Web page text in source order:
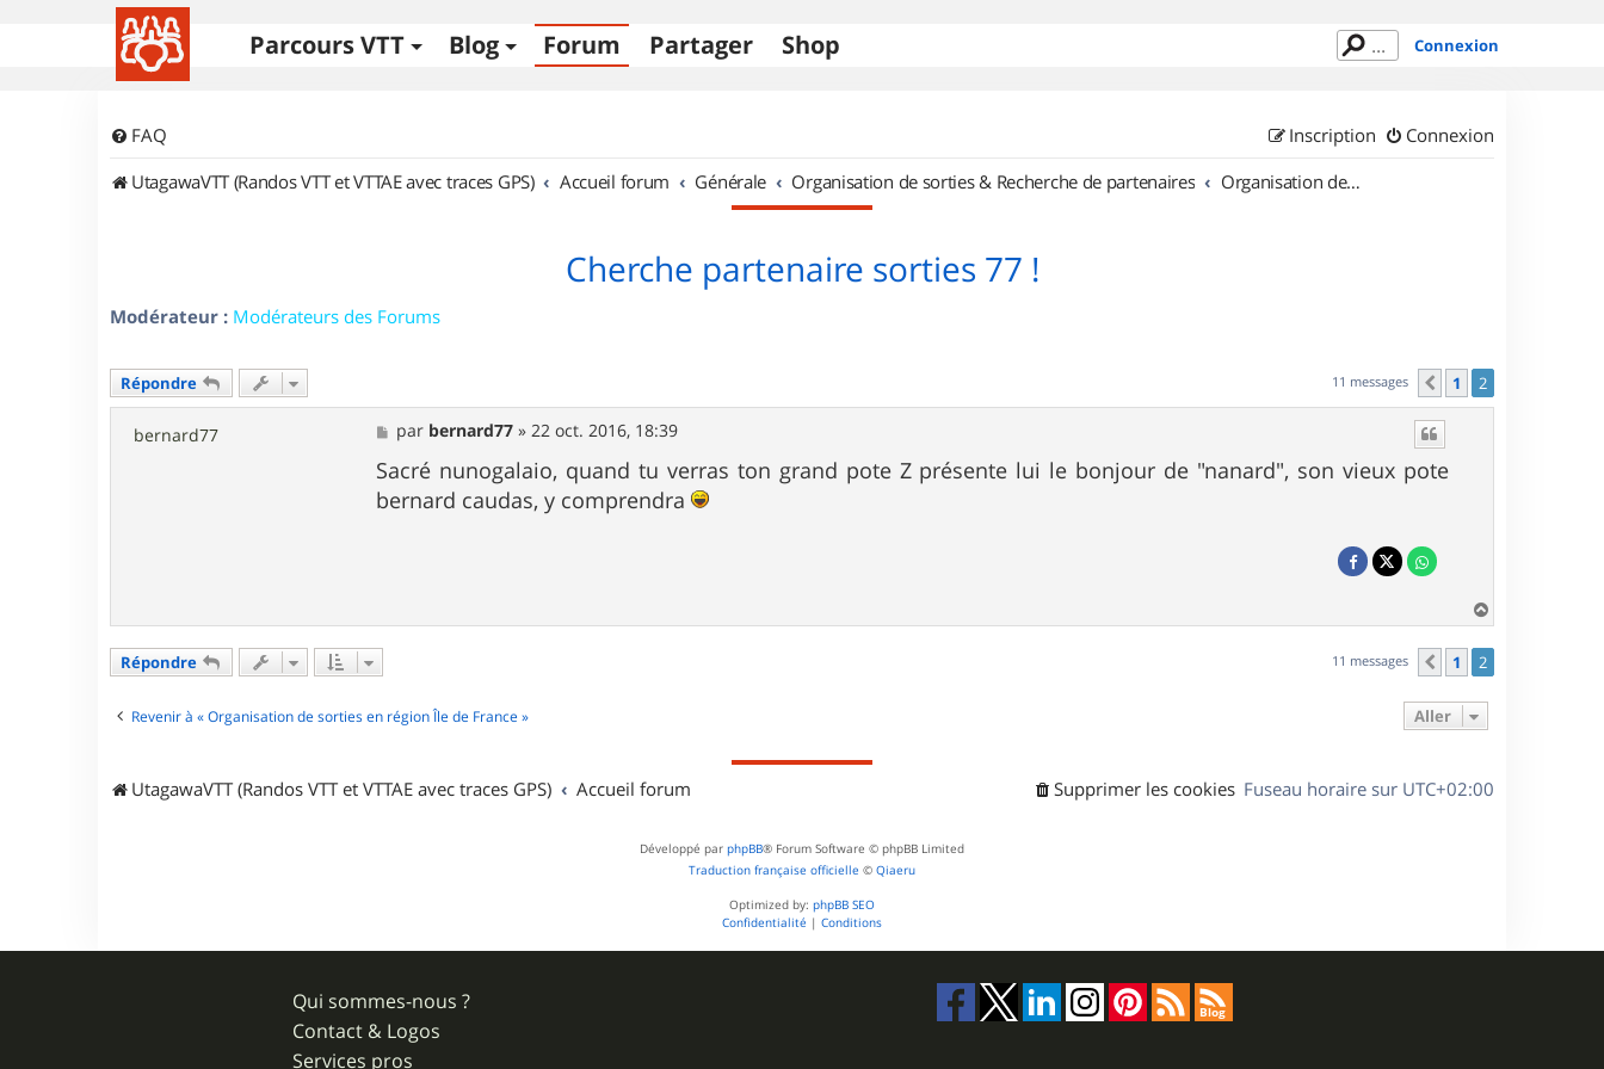
Parcours VTT Blog Forum Partager Shop Connexion
FAQ Connexion
Inscription
UtagawaVTT (Randos VTT et VTTAE avec traces GPS)
Accueil forum Générale Organisation de sorties & Recherche de partenaires Organisation de sorties en région Île de France
Cherche partenaire sorties 77 !
Modérateur : Modérateurs des Forums
Répondre 11 messages Précédent
1 2
bernard77
M
e
s
s
a
par bernard77 »22 oct. 2016, 18:39
Sacré nunogalaio, quand tu verras ton grand pote Z présente lui le bonjour de "nanard", son vieux pote
bernard caudas, y comprendra
a
u
Répondre 11 messages Précédent
1 2
Revenir à « Organisation de sorties en région Île de France » Aller
UtagawaVTT (Randos VTT et VTTAE avec traces GPS) Accueil forum Fuseau horaire sur UTC+02:00
Supprimer les cookies
Développé par phpBB® Forum Software © phpBB Limited
Traduction française officielle © Qiaeru
Optimized by: phpBB SEO
Confidentialité | Conditions
Qui sommes-nous ?
Contact & Logos
Services pros